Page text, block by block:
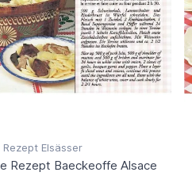
Elsässer
Rezept Baeckeoffe Alsace